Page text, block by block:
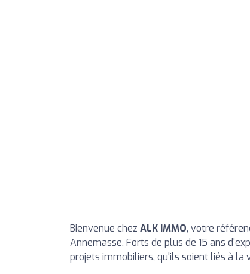
Bienvenue chez ALK IMMO, votre
Annemasse. Forts de plus de 15 ans
projets immobiliers, qu'ils soient liés à la